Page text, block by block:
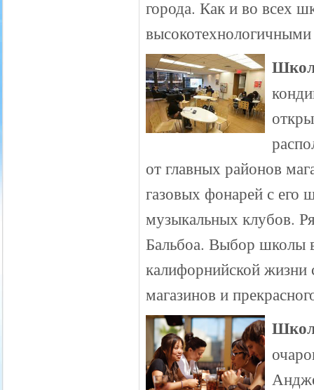
города. Как и во всех
от главных районов
газовых фонарей с его
музыкальных клубов.
Бальбоа. Выбор школы
калифорнийской жизни
магазинов и